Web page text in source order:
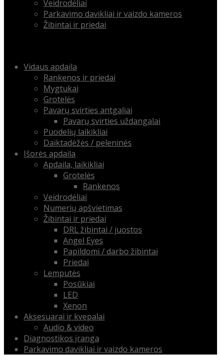
Veidrodėliai
Parkavimo davikliai ir vaizdo kameros
Žibintai ir priedai
Skip Vidaus apdaila
Rankenos ir priedai
Mygtukai
Grotelės
Pavarų svirties antgaliai
Pavarų svirties uždangalai
Puodelių laikikliai
Daiktadėžės / peleninės
Išorės apdaila
Apdaila, laikikliai
Grotelės
Rankenos
Veidrodėliai
Numerių apšvietimas
Žibintai ir priedai
DRL žibintai / juostos
Angel Eyes
Papildomi / darbo žibintai
Priedai
Lemputės
Posūkiai
LED
Xenon
Aksesuarai ir kvepalai
Audio & video
Diagnostikos įranga
Parkavimo davikliai ir vaizdo kameros